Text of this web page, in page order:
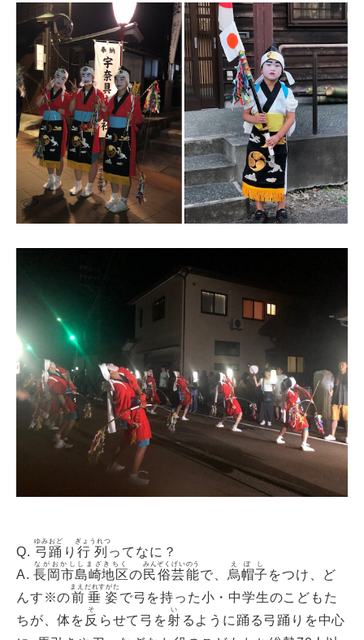
Q. 弓踊
ゆみおど
り 行列
ぎょうれつ
ってなに？
A.長岡市島崎地区
ながおかししまざきちく
の民俗芸能
みんぞくげいのう
で、 烏帽子
えぼし
をつけ、ど
んす※の前垂姿
まえだれすがた
で弓を持った小・中学生のこどもた
ちが、体を 反
そ
らせて弓を射
い
るように踊る弓踊りを中心